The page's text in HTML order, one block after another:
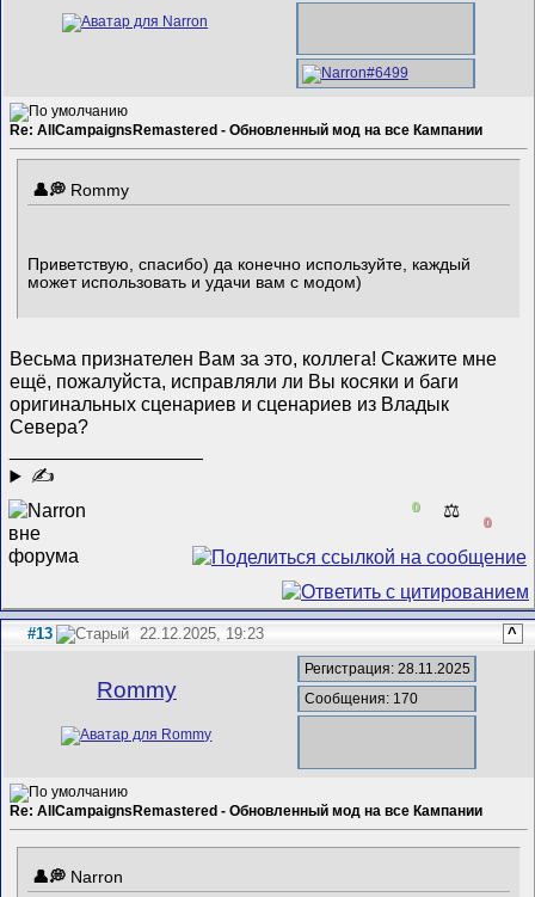
Re: AllCampaignsRemastered - Обновленный мод на все Кампании
Rommy
Приветствую, спасибо) да конечно используйте, каждый
может использовать и удачи вам с модом)
Весьма признателен Вам за это, коллега! Скажите мне
ещё, пожалуйста, исправляли ли Вы косяки и баги
оригинальных сценариев и сценариев из Владык
Севера?
✍
0 ⚖️
0
#13 22.12.2025, 19:23 ^
Rommy
Регистрация: 28.11.2025
Сообщения: 170
Re: AllCampaignsRemastered - Обновленный мод на все Кампании
Narron